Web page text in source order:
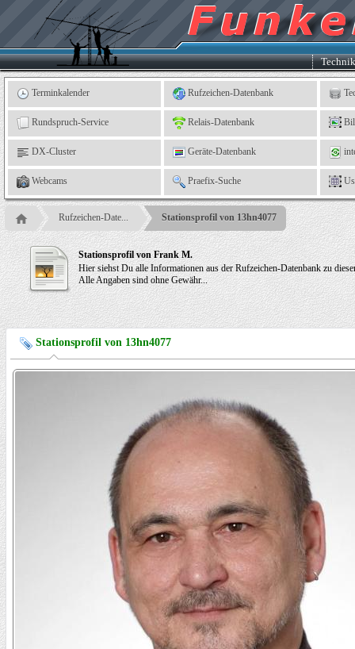
Kleingartenverein
e.
V.,
Leinefelde
Terminkalender Rufzeichen-Datenbank
Rundspruch-Service Relais-Datenbank
DX-Cluster Geräte-Datenbank
Webcams Praefix-Suche
Rufzeichen-Date... Stationsprofil von 13hn4077
Stationsprofil von Frank M.
Hier siehst Du alle Informationen aus der Rufzeichen-Datenbank zu
Alle Angaben sind ohne Gewähr...
Stationsprofil von 13hn4077